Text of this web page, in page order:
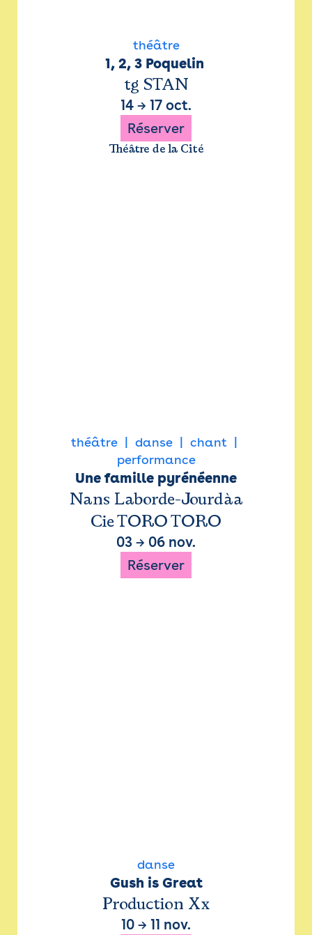
théâtre
1, 2, 3 Poquelin
tg STAN
14 → 17 oct.
Réserver
Théâtre de la Cité
théâtre danse
chant
performance
Une famille pyrénéenne
Nans Laborde-Jourdàa
Cie TORO TORO
03 → 06 nov.
Réserver
danse
Gush is Great
Production Xx
10 → 11 nov.